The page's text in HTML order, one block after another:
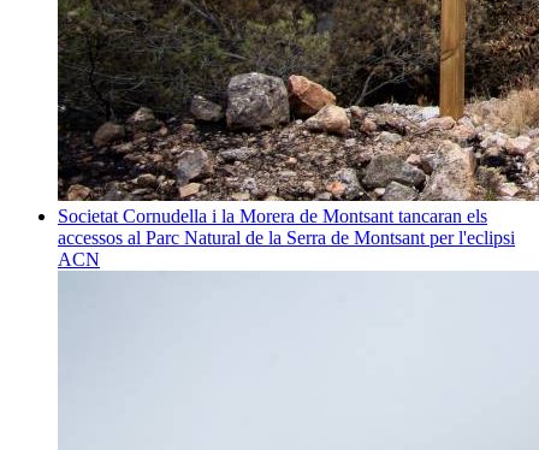
Societat Cornudella i la Morera de Montsant tancaran els
accessos al Parc Natural de la Serra de Montsant per l'eclipsi
ACN